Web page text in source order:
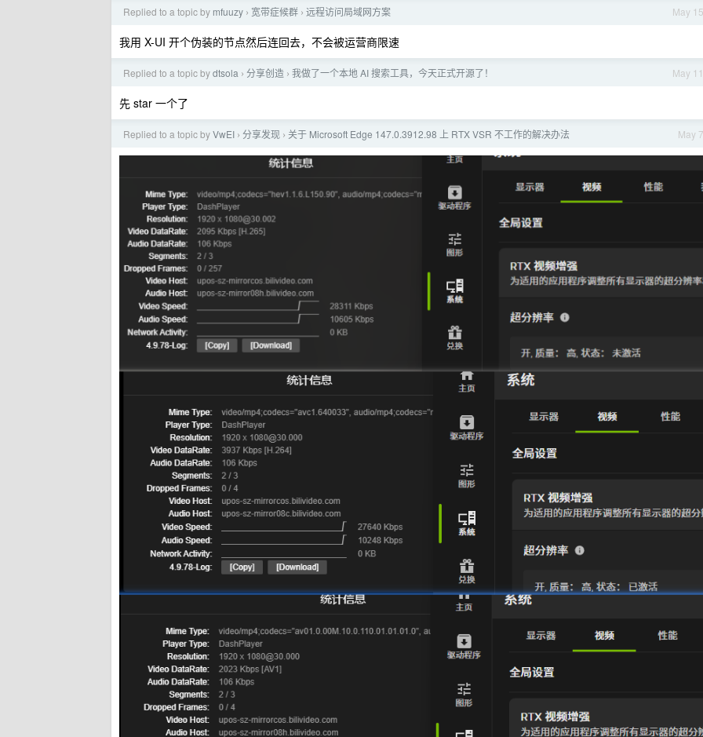
May 15
Replied to a topic by mfuuzy › 宽带症候群 › 远程访问局域网方案
我用 X-UI 开个伪装的节点然后连回去，不会被运营商限速
May 11
Replied to a topic bydtsola › 分享创造 › 我做了一个本地 AI 搜索工具，今天正式开源了！
先 star 一个了
May 7
Replied to a topic byVwEI › 分享发现 › 关于 Microsoft Edge 147.0.3912.98 上 RTX VSR 不工作的解决办法